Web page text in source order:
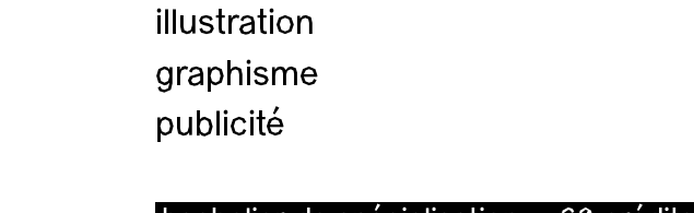
illustration
graphisme
publicité